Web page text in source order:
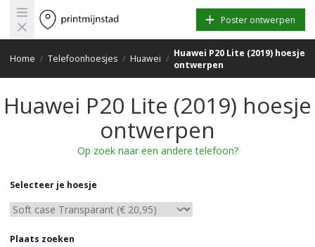
Open main menu Poster ontwerpen
Home / Telefoonhoesjes / Huawei / Huawei P20 Lite (2019) hoesje
ontwerpen
Huawei P20 Lite (2019) hoesje
ontwerpen
Op zoek naar een andere telefoon?
Selecteer je hoesje
Plaats zoeken